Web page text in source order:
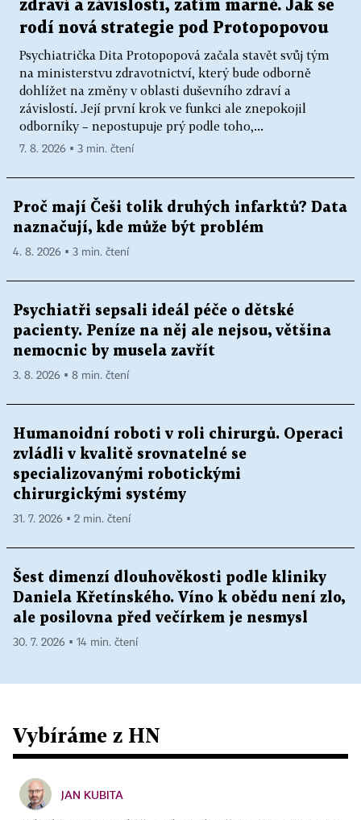
zdraví a závislosti, zatím marně. Jak se
rodí nová strategie pod Protopopovou
Psychiatrička Dita Protopopová začala stavět svůj tým
na ministerstvu zdravotnictví, který bude odborně
dohlížet na změny v oblasti duševního zdraví a
závislostí. Její první krok ve funkci ale znepokojil
odborníky – nepostupuje prý podle toho,...
7. 8. 2026 ▪ 3 min. čtení
Proč mají Češi tolik druhých infarktů? Data
naznačují, kde může být problém
4. 8. 2026 ▪ 3 min. čtení
Psychiatři sepsali ideál péče o dětské
pacienty. Peníze na něj ale nejsou, většina
nemocnic by musela zavřít
3. 8. 2026 ▪ 8 min. čtení
Humanoidní roboti v roli chirurgů. Operaci
zvládli v kvalitě srovnatelné se
specializovanými robotickými
chirurgickými systémy
31. 7. 2026 ▪ 2 min. čtení
Šest dimenzí dlouhověkosti podle kliniky
Daniela Křetínského. Víno k obědu není zlo,
ale posilovna před večírkem je nesmysl
30. 7. 2026 ▪ 14 min. čtení
Vybíráme z HN
JAN KUBITA